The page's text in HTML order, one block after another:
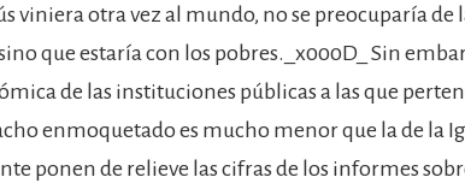
viniera otra vez al mundo, no se preocuparía de
que estaría con los pobres._x000D_ Sin
de las instituciones públicas a las que
enmoquetado es mucho menor que la de la
ponen de relieve las cifras de los informes